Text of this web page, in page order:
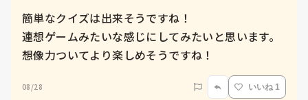
簡単なクイズは出来そうですね！
連想ゲームみたいな感じにしてみたいと思います。
想像力ついてより楽しめそうですね！
08/28 いいね 1